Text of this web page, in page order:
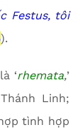
Festus, tôi
).
‘rhemata,’
Linh;
tình hợp